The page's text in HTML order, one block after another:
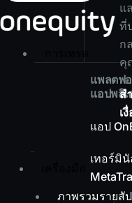
แ
ที่
ก
คุ
ส
เ
ภาพรวมรายสั
การเทรด
แพลตฟ
แอปพลิ
แอป
เทอร์มินั